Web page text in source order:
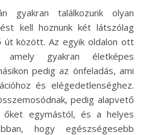
kell hoznunk két látszólag
út között. Az egyik oldalon ott
gyakran életképes
pedig az önfeladás, ami
és elégedetlenséghez.
pedig alapvető
őket egymástól, és a helyes
hogy egészségesebb